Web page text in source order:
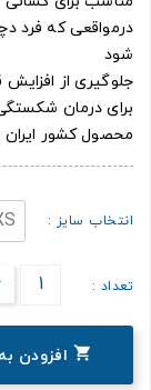
درمواقعی که فرد
شود
جلوگیری از
برای درمان
محصول کشور ایران
انتخاب سایز :
تعداد :
 افزودن